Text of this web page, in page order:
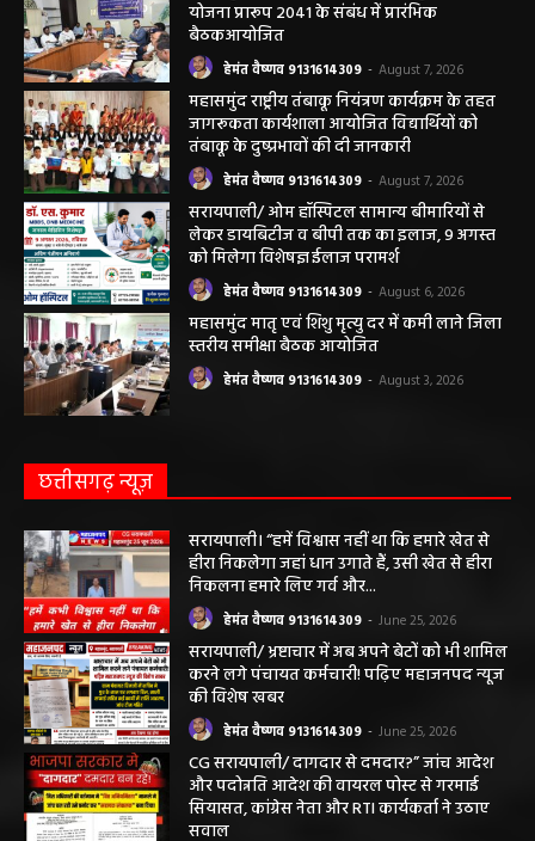
योजना प्रारूप 2041 के संबंध में प्रारंभिक
बैठकआयोजित
हेमंत वैष्णव 9131614309 - August 7, 2026
महासमुंद राष्ट्रीय तंबाकू नियंत्रण कार्यक्रम के तहत
जागरूकता कार्यशाला आयोजित विद्यार्थियों को
तंबाकू के दुष्प्रभावों की दी जानकारी
हेमंत वैष्णव 9131614309 - August 7, 2026
सरायपाली/ ओम हॉस्पिटल सामान्य बीमारियों से
लेकर डायबिटीज व बीपी तक का इलाज, 9 अगस्त
को मिलेगा विशेषज्ञ ईलाज परामर्श
हेमंत वैष्णव 9131614309 - August 6, 2026
महासमुंद मातृ एवं शिशु मृत्यु दर में कमी लाने जिला
स्तरीय समीक्षा बैठक आयोजित
हेमंत वैष्णव 9131614309 - August 3, 2026
छत्तीसगढ़ न्यूज़
सरायपाली। “हमें विश्वास नहीं था कि हमारे खेत से
हीरा निकलेगा जहां धान उगाते हैं, उसी खेत से हीरा
निकलना हमारे लिए गर्व और...
हेमंत वैष्णव 9131614309 - June 25, 2026
सरायपाली/ भ्रष्टाचार में अब अपने बेटों को भी शामिल
करने लगे पंचायत कर्मचारी! पढ़िए महाजनपद न्यूज
की विशेष खबर
हेमंत वैष्णव 9131614309 - June 25, 2026
CG सरायपाली/ दागदार से दमदार?” जांच आदेश
और पदोन्नति आदेश की वायरल पोस्ट से गरमाई
सियासत, कांग्रेस नेता और RTI कार्यकर्ता ने उठाए
सवाल